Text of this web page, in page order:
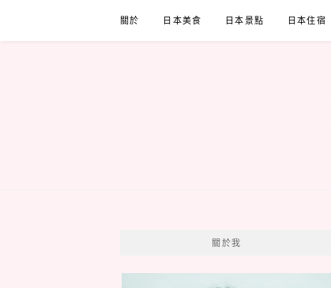
關於 日本美食 日本景點 日本住宿
關於我